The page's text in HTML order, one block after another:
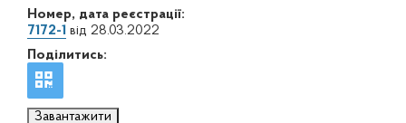
Номер, дата реєстрації:
7172-1 від 28.03.2022
Поділитись:
Завантажити